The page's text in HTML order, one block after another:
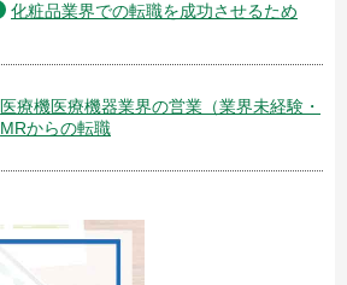
化粧品業界での転職を成功させるため
医療機医療機器業界の営業（業界未経験・
MRからの転職